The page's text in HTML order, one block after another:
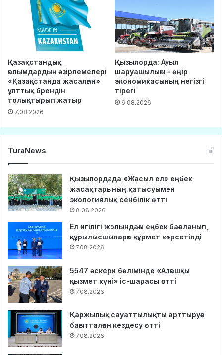
Қазақстандық
ғалымдардың әзірлемелері
«Қазақстанда жасалған»
ұлттық брендін
толықтырып жатыр
7.08.2026
Қызылорда: Ауыл
шаруашылығы – өңір
экономикасының негізгі
тірегі
6.08.2026
TuraNews
Қызылордада «Жасыл ел» еңбек
жасақтарының қатысуымен
экологиялық сенбілік өтті
8.08.2026
Ел игілігі жолындағы еңбек бағаланып,
құрылысшыларға құрмет көрсетілді
7.08.2026
5547 әскери бөлімінде «Алғашқы
қызмет күні» іс-шарасы өтті
7.08.2026
Қаржылық сауаттылықты арттыруға
бағытталған кездесу өтті
7.08.2026